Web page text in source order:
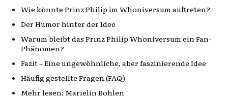
Wie könnte Prinz Philip im Whoniversum auftreten?
Der Humor hinter der Idee
Warum bleibt das Prinz Philip Whoniversum ein Fan-
Phänomen?
Fazit – Eine ungewöhnliche, aber faszinierende Idee
Häufig gestellte Fragen (FAQ)
Mehr lesen: Marielin Bohlen